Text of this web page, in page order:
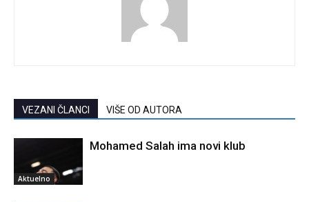
VEZANI ČLANCI VIŠE OD AUTORA
Aktuelno
Mohamed Salah ima novi klub